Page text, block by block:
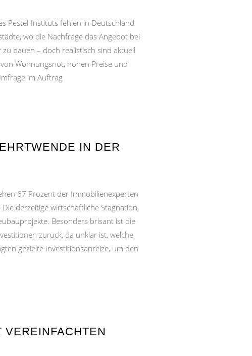
Pestel-Instituts fehlen in Deutschland
wo die Nachfrage das Angebot bei
bauen – doch realistisch sind aktuell
Wohnungsnot, hohen Preise und
im Auftrag
IN DER
67 Prozent der Immobilienexperten
derzeitige wirtschaftliche Stagnation,
Besonders brisant ist die
zurück, da unklar ist, welche
gezielte Investitionsanreize, um den